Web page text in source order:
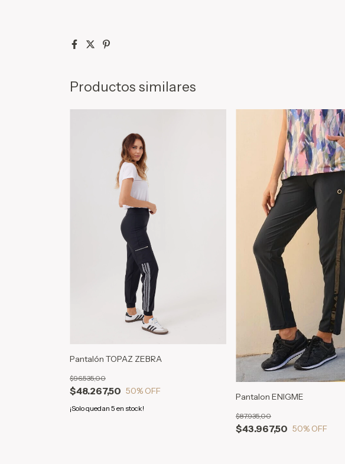
Productos similares
Pantalón TOPAZ ZEBRA
$48.267,50
$96.535,00
50% OFF
¡Solo quedan 5 en stock!
Pantalon ENIGME
$43.967,50
$87.935,00
50% OFF